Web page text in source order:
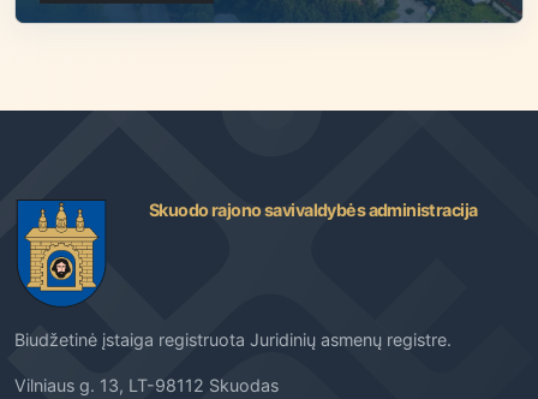
Skuodo rajono savivaldybės administracija
Biudžetinė įstaiga registruota Juridinių asmenų registre.
Vilniaus g. 13, LT-98112 Skuodas